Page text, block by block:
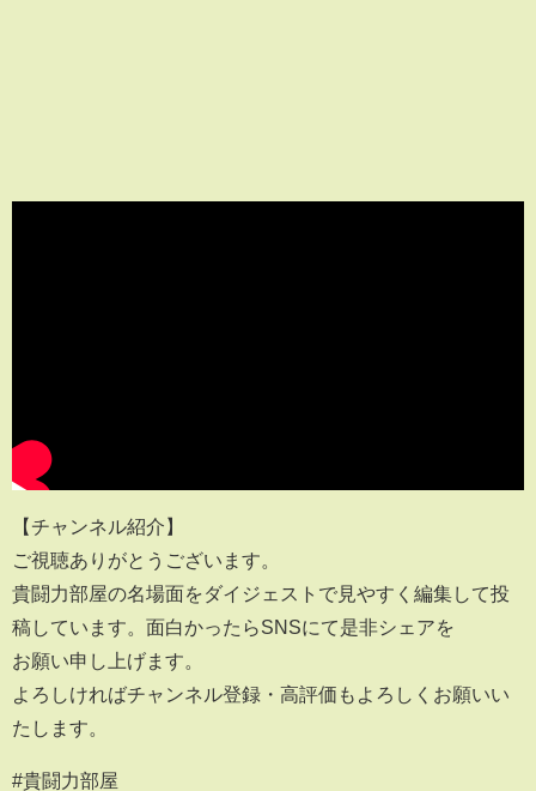
【チャンネル紹介】
ご視聴ありがとうございます。
貴闘力部屋の名場面をダイジェストで見やすく編集して投
稿しています。面白かったらSNSにて是非シェアを
お願い申し上げます。
よろしければチャンネル登録・高評価もよろしくお願いい
たします。
#貴闘力部屋